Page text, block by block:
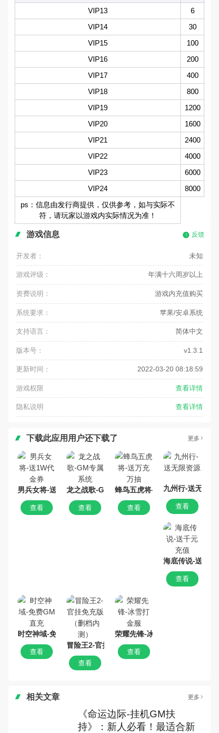
VIP13
6
VIP14
30
VIP15
100
VIP16
200
VIP17
400
VIP18
800
VIP19
1200
VIP20
1600
VIP21
2400
VIP22
4000
VIP23
6000
VIP24
8000
ps：信息由发行商提供，仅供参考，如与实际不
符，请玩家以游戏内实际情况为准！
游戏信息 反馈
开发者： 未知
游戏评级： 年满十六周岁以上
资费说明： 游戏内充值购买
系统要求： 苹果/安卓系统
支持语言： 简体中文
版本号： v1.3.1
更新时间： 2022-03-20 08:18:59
游戏权限 查看详情
隐私说明 查看详情
下载此应用用户还下载了 更多
男兵女将-送1W代金券
查看
龙之战歌-GM专属系统
查看
蜂鸟五虎将-送万充万抽
查看
九州行-送无限资
查看
海底传说-送千元
查看
时空神域-免费GM直充
查看
冒险王2-官挂免充版（删档内测）
查看
荣耀先锋-冰雪打金服
查看
相关文章 更多
《命运边际-挂机GM扶
持》：新人必看！最适合新